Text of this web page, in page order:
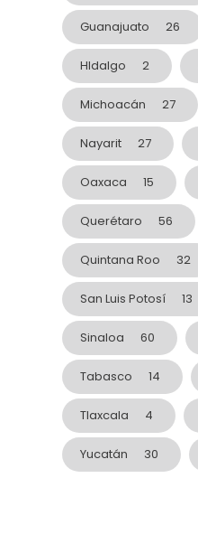
Guanajuato 26
HIdalgo 2
Michoacán 27
Nayarit 27
Oaxaca 15
Querétaro 56
Quintana Roo 32
San Luis Potosí 13
Sinaloa 60
Tabasco 14
Tlaxcala 4
Yucatán 30